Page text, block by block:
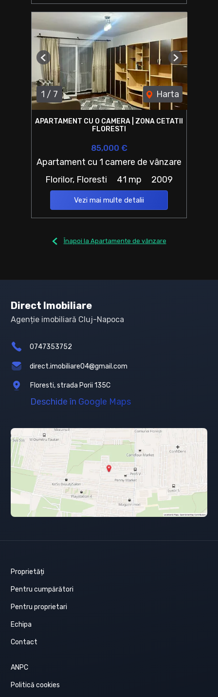
1 / 7 Harta
Previous Next
APARTAMENT CU O CAMERA | ZONA CETATII
FLORESTI
85,000 €
Apartament cu 1 camere de vânzare
Florilor, Floresti
41 mp 2009
Vezi mai multe detalii
Înapoi la Apartamente de vânzare
Direct Imobiliare
Agenție imobiliară Cluj-Napoca
0747353752
direct.imobiliare04@gmail.com
Floresti, strada Porii 135C
Deschide în Google Maps
Proprietăți
Pentru cumpărători
Pentru proprietari
Echipa
Contact
ANPC
Politică cookies